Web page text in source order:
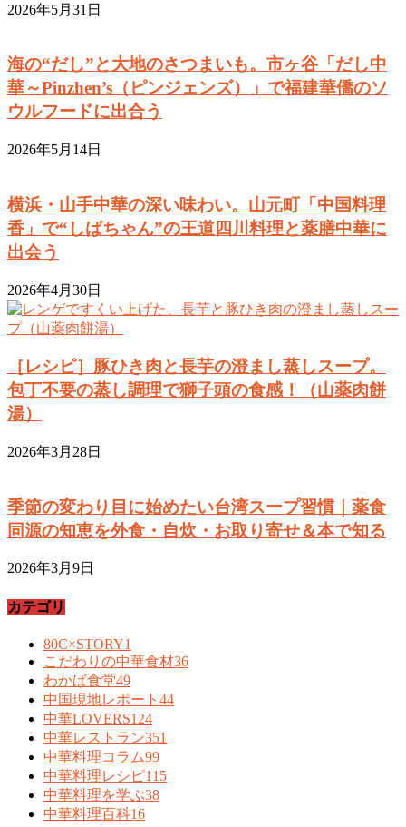
2026年5月31日
海の“だし”と大地のさつまいも。市ヶ谷「だし中
華～Pinzhen’s（ピンジェンズ）」で福建華僑のソ
ウルフードに出合う
2026年5月14日
横浜・山手中華の深い味わい。山元町「中国料理
香」で“しばちゃん”の王道四川料理と薬膳中華に
出会う
2026年4月30日
［レシピ］豚ひき肉と長芋の澄まし蒸しスープ。
包丁不要の蒸し調理で獅子頭の食感！（山薬肉餅
湯）
2026年3月28日
季節の変わり目に始めたい台湾スープ習慣｜薬食
同源の知恵を外食・自炊・お取り寄せ＆本で知る
2026年3月9日
カテゴリ
80C×STORY1
こだわりの中華食材36
わかば食堂49
中国現地レポート 44
中華LOVERS124
中華レストラン351
中華料理コラム99
中華料理レシピ115
中華料理を学ぶ38
中華料理百科16